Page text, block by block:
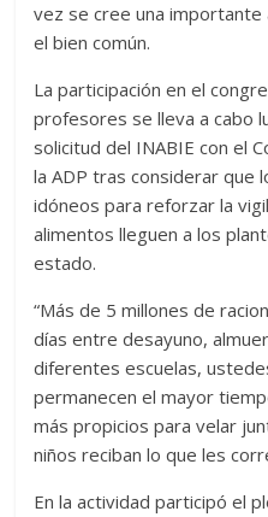
vez se cree una
el bien común.
La participación en el
profesores se lleva a cabo
solicitud del INABIE con el
la ADP tras considerar que
idóneos para reforzar la
alimentos lleguen a los
estado.
“Más de 5 millones de
días entre desayuno,
diferentes escuelas,
permanecen el mayor
más propicios para velar
niños reciban lo que les
En la actividad participó el